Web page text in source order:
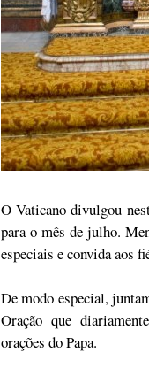
O Vaticano divulgou
para o mês de julho.
especiais e convida aos
De modo especial,
Oração que
orações do Papa.